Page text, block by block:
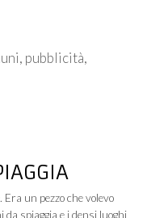
, pubblicità,
un pezzo che volevo
spiaggia e i densi luoghi